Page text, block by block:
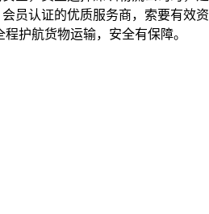
员认证的优质服务商，索要有效资
护航货物运输，安全有保障。